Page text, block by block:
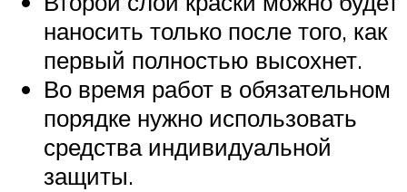
наносить только после того, как
первый полностью высохнет.
Во время работ в обязательном
порядке нужно использовать
средства индивидуальной
защиты.